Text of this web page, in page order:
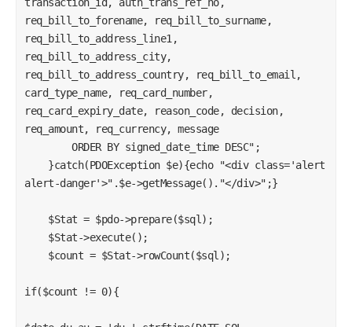
req_bill_to_forename, req_bill_to_surname,
req_bill_to_address_line1,
req_bill_to_address_city,
req_bill_to_address_country, req_bill_to_email,
card_type_name, req_card_number,
req_card_expiry_date, reason_code, decision,
req_amount, req_currency, message
alert-danger'>".$e->getMessage()."</div>";}
if($count != 0){